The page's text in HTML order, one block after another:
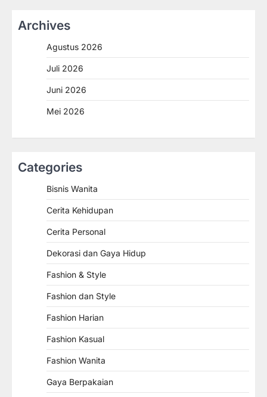
Archives
Agustus 2026
Juli 2026
Juni 2026
Mei 2026
Categories
Bisnis Wanita
Cerita Kehidupan
Cerita Personal
Dekorasi dan Gaya Hidup
Fashion & Style
Fashion dan Style
Fashion Harian
Fashion Kasual
Fashion Wanita
Gaya Berpakaian